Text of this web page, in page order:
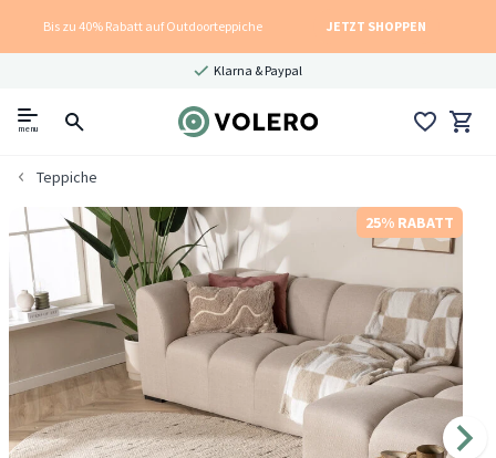
Bis zu 40% Rabatt auf Outdoorteppiche JETZT SHOPPEN
Klarna & Paypal
menu
Teppiche
25% RABATT